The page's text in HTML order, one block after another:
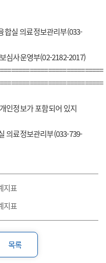
합실 의료정보관리부(033-
심사운영부(02-2182-2017)
인정보가 포함되어 있지
의료정보관리부(033-739-
지표
지표
목록